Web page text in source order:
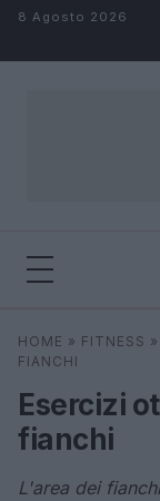
Salta al contenuto
8 Agosto 2026
Cerca
HOME » FITNESS »
FIANCHI
Esercizi
fianchi
L'area dei